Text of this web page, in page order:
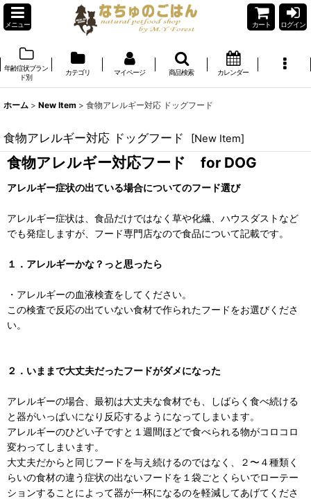
メニュー カート ログイン
年齢症状ブラン
ド別
カテゴリ マイページ 商品検索 カレンダー
ホーム > New Item > 食物アレルギー対応 ドッグフード
食物アレルギー対応 ドッグフード [New Item]
食物アレルギー対応フード for DOG
アレルギー症状の出ている場合についてのフード選び
アレルギー症状は、食品だけではなく草や化繊、ハウスダストなど
でも発症しますが、フード専門店なので食品について記載です。
１．アレルギーかな？っと思ったら
・アレルギーの血液検査をしてください。
この検査で反応の出ていない食材で作られたフードをお選びくださ
い。
２．いままで大丈夫だったフードがダメになった
アレルギーの場合、最初は大丈夫な食材でも、しばらく食べ続ける
と器がいっぱいになり反応するようになってしまいます。
アレルギーのひどい子ですと１週間ほどで食べられる物がコロコロ
変わってしまいます。
大丈夫だからと同じフードを与え続けるのではなく、２〜４種類く
らいの食材の違う症状の出ないフードを１袋ごとくらいでローテー
ションすることによって器が一杯になるのを軽減してあげてくださ